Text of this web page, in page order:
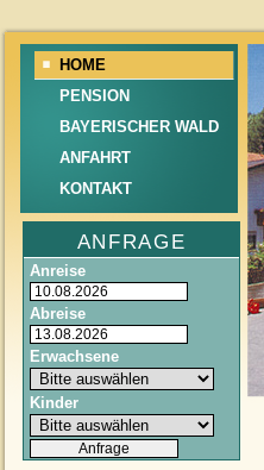
HOME
PENSION
BAYERISCHER WALD
ANFAHRT
KONTAKT
ANFRAGE
Anreise
Abreise
Erwachsene
Kinder